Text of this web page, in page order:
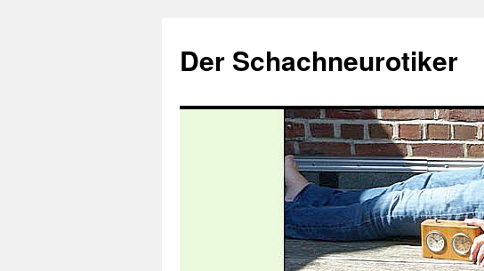
springen
Der Schachneurotiker